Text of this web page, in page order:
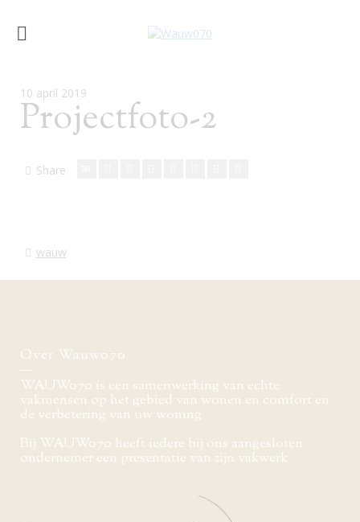
10 april 2019
Projectfoto-2
Share
wauw
Over Wauw070
WAUW070 is een samenwerking van echte
vakmensen op het gebied van wonen en comfort en
de verbetering van uw woning
Bij WAUW070 heeft iedere bij ons aangesloten
ondernemer een presentatie van zijn vakwerk